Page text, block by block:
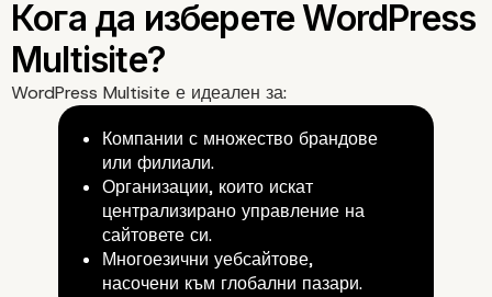
5. Многоезичност и
глобален достъп
WordPress Multisite е идеален за:
Компании с множество брандове
или филиали.
Организации, които искат
централизирано управление на
сайтовете си.
Многоезични уебсайтове,
насочени към глобални пазари.